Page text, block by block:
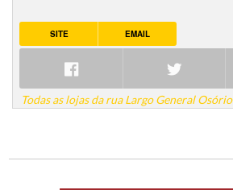
SITE EMAIL
Todas as lojas da rua Largo General Osório